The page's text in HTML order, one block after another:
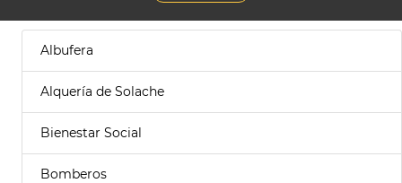
Albufera
Alquería de Solache
Bienestar Social
Bomberos